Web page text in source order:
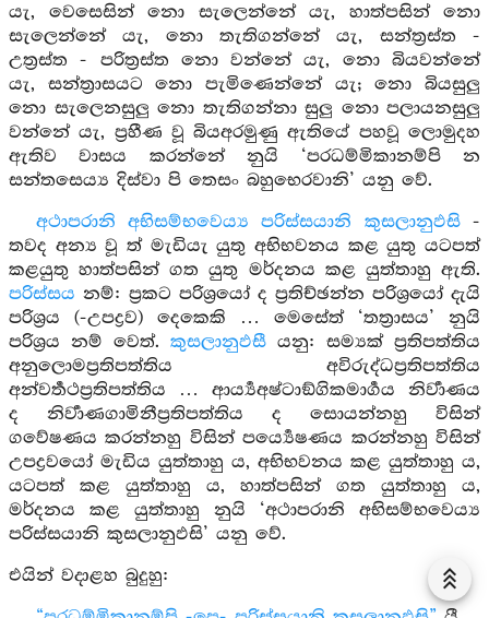
යැ, වෙසෙසින් නො සැලෙන්නේ යැ, හාත්පසින් නො
සැලෙන්නේ යැ, නො තැතිගන්නේ යැ, සන්ත්‍රස්ත -
උත්‍රස්ත - පරිත්‍රස්ත නො වන්නේ යැ, නො බියවන්නේ
යැ, සන්ත්‍රාසයට නො පැමිණෙන්නේ යැ; නො බියසුලු
නො සැලෙනසුලු නො තැතිගන්නා සුලු නො පලායනසුලු
වන්නේ යැ, ප්‍රහීණ වූ බියඅරමුණු ඇතියේ පහවූ ලොමුදහ
ඇතිව වාසය කරන්නේ නුයි ‘පරධම්මිකානම්පි න
සන්තසෙය්‍ය දිස්වා පි තෙසං බහුභෙරවානි’ යනු වේ.
අථාපරානි අභිසම්භවෙය්‍ය පරිස්සයානි කුසලානුඵසි-
තවද අන්‍ය වූ ත් මැඩියැ යුතු අභිභවනය කළ යුතු යටපත්
කළයුතු හාත්පසින් ගත යුතු මර්දනය කළ යුත්තාහු ඇති.
පරිස්සය නම්: ප්‍රකට පරිශ්‍රයෝ ද ප්‍රතිච්ඡන්න පරිශ්‍රයෝ දැයි
පරිශ්‍රය (-උපද්‍රව) දෙකෙකි … මෙසේත් ‘තත්‍රාසය’ නුයි
පරිශ්‍රය නම් වෙත්. කුසලානුඵසී යනු: සම්‍යක් ප්‍රතිපත්තිය
අනුලොමප්‍රතිපත්තිය අවිරුද්ධප්‍රතිපත්තිය
අන්වර්‍තථප්‍රතිපත්තිය … ආර්‍ය්‍යඅෂ්ටාඞ්ගිකමාර්‍ගය නිර්‍වාණය
ද නිර්‍වාණගාමිනීප්‍රතිපත්තිය ද සොයන්නහු විසින්
ගවේෂණය කරන්නහු විසින් පර්‍ය්‍යෙෂණය කරන්නහු විසින්
උපද්‍රවයෝ මැඩිය යුත්තාහු ය, අභිභවනය කළ යුත්තාහු ය,
යටපත් කළ යුත්තාහු ය, හාත්පසින් ගත යුත්තාහු ය,
මර්දනය කළ යුත්තාහු නුයි ‘අථාපරානි අභිසම්භවෙය්‍ය
පරිස්සයානි කුසලානුඵසි’ යනු වේ.
එයින් වදාළහ බුදුහු: